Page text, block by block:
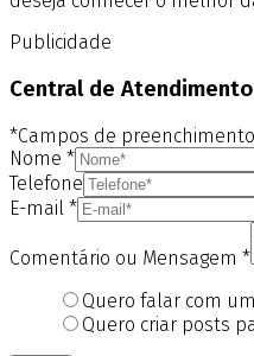
Publicidade
Central de Atendimento
*Campos de
Nome *
Telefone
E-mail *
Comentário ou Mensagem *
Quero falar com
Quero criar posts